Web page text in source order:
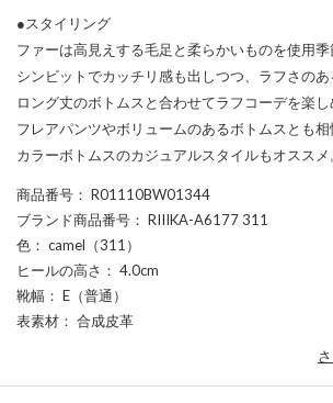
●スタイリング
ファーは高見えする毛足と柔らかいものを使用
シンビットでカッチリ感も出しつつ、ラフさのあ
ロング丈のボトムスと合わせてラフコーデを楽し
フレアパンツやボリュームのあるボトムスとも相
カラーボトムスのカジュアルスタイルもオススメ
商品番号 ： R01110BW01344
ブランド商品番号 ： RIIIKA-A6177 311
色 ： camel（311）
ヒールの高さ ： 4.0cm
靴幅 ： E（普通）
表素材 ： 合成皮革